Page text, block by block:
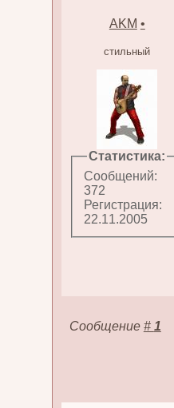
AKM •
стильный
Статистика:
Сообщений:
372
Регистрация:
22.11.2005
Сообщение # 1